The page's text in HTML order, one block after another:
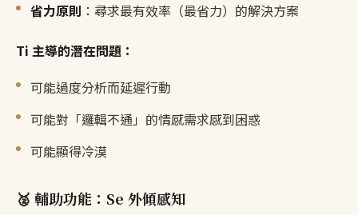
省力原則 ：尋求最有效率（最省力）的解決方案
Ti 主導的潛在問題：
可能過度分析而延遲行動
可能對「邏輯不通」的情感需求感到困惑
可能顯得冷漠
🥈 輔助功能：Se 外傾感知